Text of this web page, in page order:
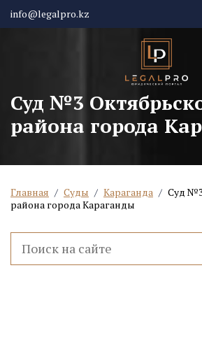
info@legalpro.kz
Суд №3
района города
Главная / Суды / Караганда / Суд
района города Караганды